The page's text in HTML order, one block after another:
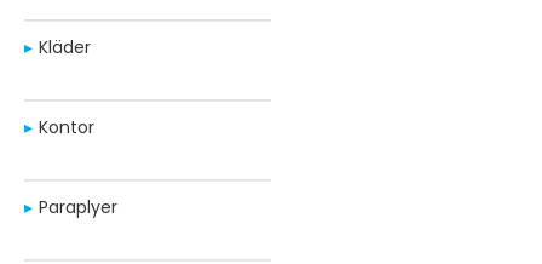
Kläder
Kontor
Paraplyer